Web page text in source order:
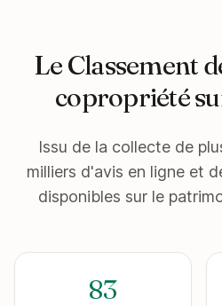
Le Classement
copropriété
Issu de la collecte de
milliers d'avis en ligne et
disponibles sur le
83